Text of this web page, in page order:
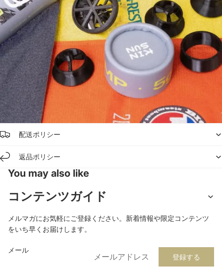
配送ポリシー
返品ポリシー
You may also like
コンテンツガイド
メルマガにお気軽にご登録ください。新着情報や限定コンテンツ
をいち早くお届けします。
メール
登録する
プライバシーポリシー
利用規約
配送ポリシー
特定商取引法に基づく表記